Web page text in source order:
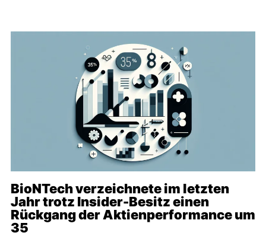
BioNTech verzeichnete im letzten
Jahr trotz Insider-Besitz einen
Rückgang der Aktienperformance um
35